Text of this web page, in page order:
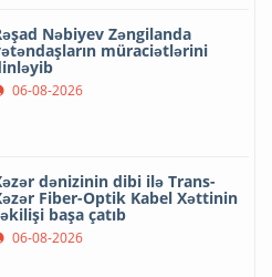
Nəbiyev Zəngilanda
müraciətlərini
06-08-2026
dənizinin dibi ilə Trans-
Fiber-Optik Kabel Xəttinin
başa çatıb
06-08-2026